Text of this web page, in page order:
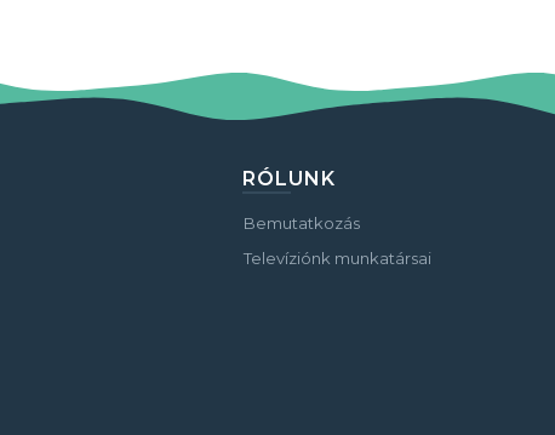
RÓLUNK
Bemutatkozás
Televíziónk munkatársai